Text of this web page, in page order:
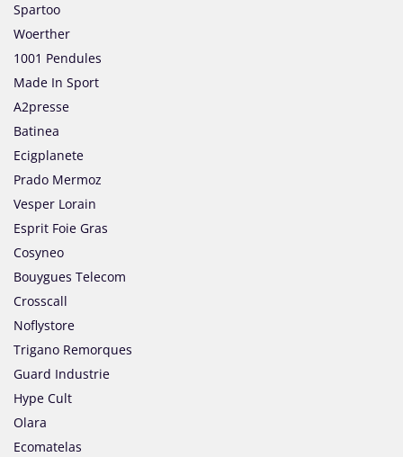
Spartoo
Woerther
1001 Pendules
Made In Sport
A2presse
Batinea
Ecigplanete
Prado Mermoz
Vesper Lorain
Esprit Foie Gras
Cosyneo
Bouygues Telecom
Crosscall
Noflystore
Trigano Remorques
Guard Industrie
Hype Cult
Olara
Ecomatelas